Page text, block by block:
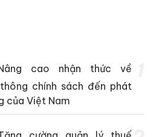
cao nhận thức về
chính sách đến phát
của Việt Nam